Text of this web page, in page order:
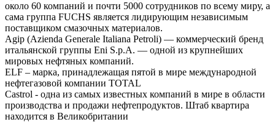
около 60 компаний и почти 5000 сотрудников по всему миру, а
сама группа FUCHS является лидирующим независимым
поставщиком смазочных материалов.
Agip (Azienda Generale Italiana Petroli) — коммерческий бренд
итальянской группы Eni S.p.A. — одной из крупнейших
мировых нефтяных компаний.
ELF – марка, принадлежащая пятой в мире международной
нефтегазовой компании TOTAL
Castrol - одна из самых известных компаний в мире в области
производства и продажи нефтепродуктов. Штаб квартира
находится в Великобритании